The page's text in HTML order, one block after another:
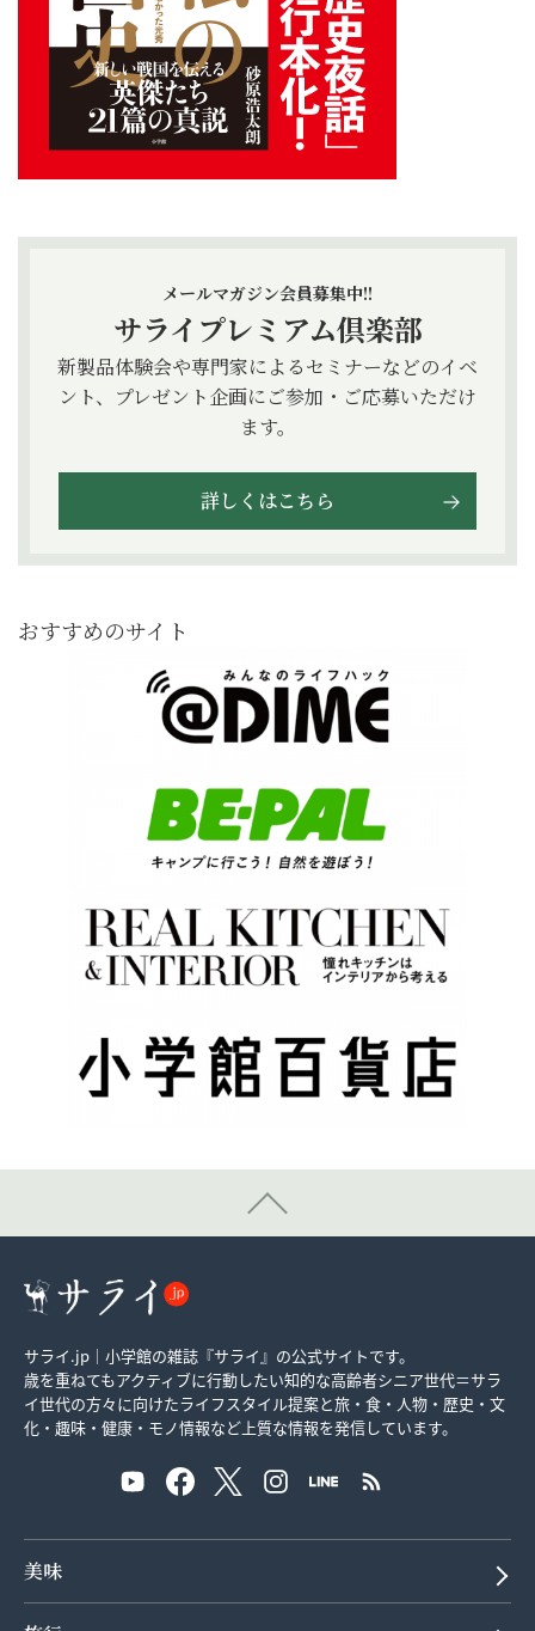
メールマガジン会員募集中!!
サライプレミアム倶楽部
新製品体験会や専門家によるセミナーなどのイベ
ント、プレゼント企画にご参加・ご応募いただけ
ます。
詳しくはこちら
おすすめのサイト
サライ.jp｜小学館の雑誌『サライ』の公式サイトです。
歳を重ねてもアクティブに行動したい知的な高齢者シニア世代＝サラ
イ世代の方々に向けたライフスタイル提案と旅・食・人物・歴史・文
化・趣味・健康・モノ情報など上質な情報を発信しています。
美味